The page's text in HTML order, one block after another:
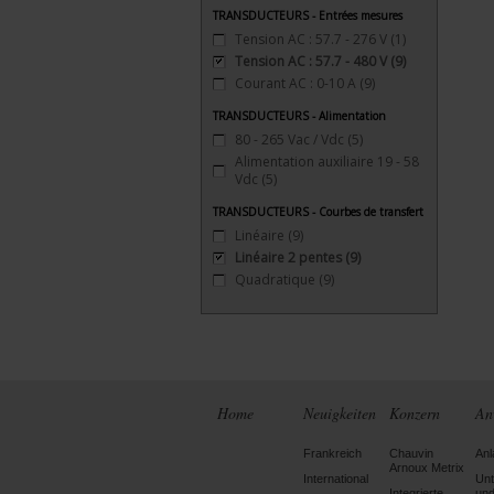
TRANSDUCTEURS - Entrées mesures
Tension AC : 57.7 - 276 V (1)
Tension AC : 57.7 - 480 V (9)
Courant AC : 0-10 A (9)
TRANSDUCTEURS - Alimentation
80 - 265 Vac / Vdc (5)
Alimentation auxiliaire 19 - 58
Vdc (5)
TRANSDUCTEURS - Courbes de transfert
Linéaire (9)
Linéaire 2 pentes (9)
Quadratique (9)
Home Neuigkeiten
Frankreich
International
Konzern
Chauvin
Arnoux Metrix